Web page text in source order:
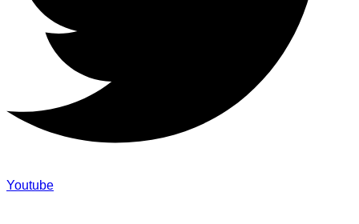
Youtube